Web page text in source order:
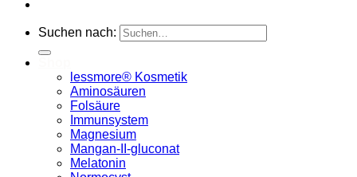
Suchen nach:
lessmore® Kosmetik
Aminosäuren
Folsäure
Immunsystem
Magnesium
Mangan-II-gluconat
Melatonin